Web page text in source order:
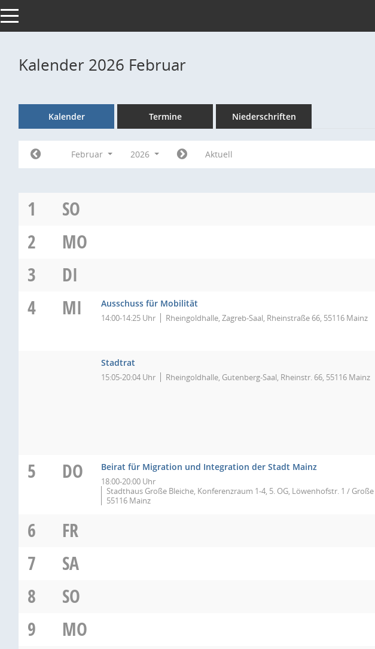
Toggle navigation
Kalender 2026 Februar
Kalender Termine Niederschriften
Februar 2026 Aktuell
1
SO
2
MO
3
DI
4
MI Ausschuss für Mobilität
14:00-14:25 Uhr Rheingoldhalle, Zagreb-Saal, Rheinstraße 66, 55116 Mainz
Stadtrat
15:05-20:04 Uhr Rheingoldhalle, Gutenberg-Saal, Rheinstr. 66, 55116 Mainz
5 DO Beirat für Migration und Integration der Stadt Mainz
18:00-20:00 Uhr
Stadthaus Große Bleiche, Konferenzraum 1-4, 5. OG, Löwenhofstr. 1 / Große
55116 Mainz
6
FR
7
SA
8
SO
9
MO